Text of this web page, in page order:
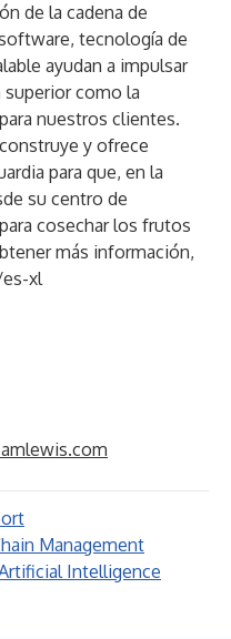
de la cadena de
tecnología de
ayudan a impulsar
como la
nuestros clientes.
y ofrece
para que, en la
su centro de
cosechar los frutos
más información,
xl
Management
Intelligence